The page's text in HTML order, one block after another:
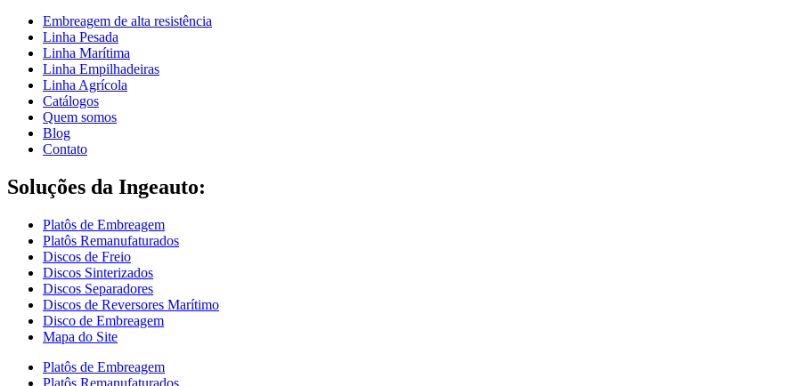
Embreagem de alta resistência
Linha Pesada
Linha Marítima
Linha Empilhadeiras
Linha Agrícola
Catálogos
Quem somos
Blog
Contato
Soluções da Ingeauto:
Platôs de Embreagem
Platôs Remanufaturados
Discos de Freio
Discos Sinterizados
Discos Separadores
Discos de Reversores Marítimo
Disco de Embreagem
Mapa do Site
Platôs de Embreagem
Platôs Remanufaturados